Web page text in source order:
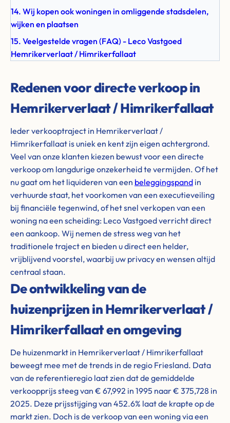
14. Wij kopen ook woningen in omliggende stadsdelen,
wijken en plaatsen
15. Veelgestelde vragen (FAQ) - Leco Vastgoed
Hemrikerverlaat / Himrikerfallaat
Redenen voor directe verkoop in
Hemrikerverlaat / Himrikerfallaat
Ieder verkooptraject in Hemrikerverlaat /
Himrikerfallaat is uniek en kent zijn eigen achtergrond.
Veel van onze klanten kiezen bewust voor een directe
verkoop om langdurige onzekerheid te vermijden. Of het
nu gaat om het liquideren van een beleggingspand in
verhuurde staat, het voorkomen van een executieveiling
bij financiële tegenwind, of het snel verkopen van een
woning na een scheiding: Leco Vastgoed verricht direct
een aankoop. Wij nemen de stress weg van het
traditionele traject en bieden u direct een helder,
vrijblijvend voorstel, waarbij uw privacy en wensen altijd
centraal staan.
De ontwikkeling van de
huizenprijzen in Hemrikerverlaat /
Himrikerfallaat en omgeving
De huizenmarkt in Hemrikerverlaat / Himrikerfallaat
beweegt mee met de trends in de regio Friesland. Data
van de referentieregio laat zien dat de gemiddelde
verkoopprijs steeg van € 67,992 in 1995 naar € 375,728 in
2025. Deze prijsstijging van 452.6% laat de krapte op de
markt zien. Doch is de verkoop van een woning via een